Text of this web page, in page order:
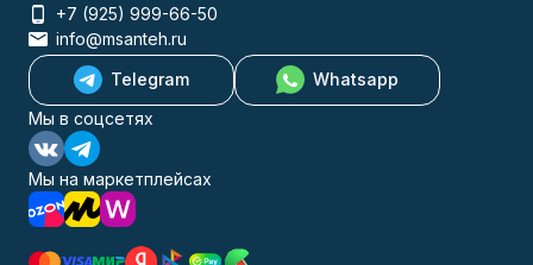
+7 (925) 999-66-50
info@msanteh.ru
Telegram
Whatsapp
Мы в соцсетях
Мы на маркетплейсах